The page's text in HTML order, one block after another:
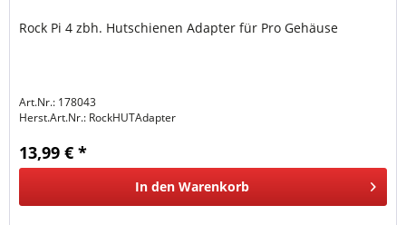
Rock Pi 4 zbh. Hutschienen Adapter für Pro Gehäuse
Art.Nr.: 178043
Herst.Art.Nr.: RockHUTAdapter
13,99 € *
In den Warenkorb